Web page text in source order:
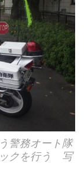
警務オート隊
ックを行う 写